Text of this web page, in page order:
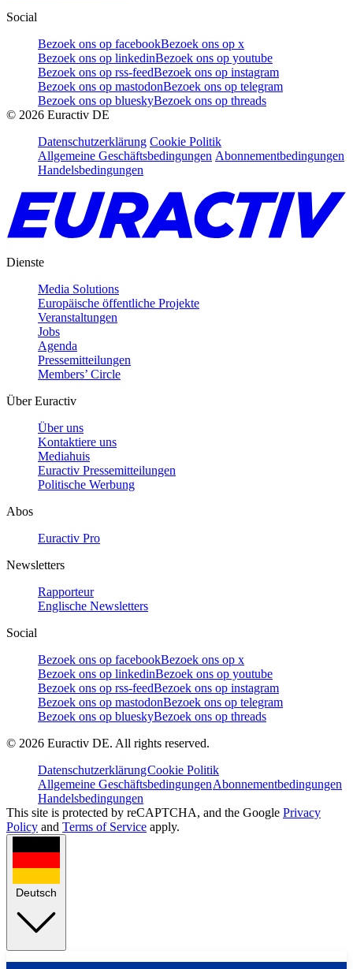
Social
Bezoek ons op facebookBezoek ons op x
Bezoek ons op linkedinBezoek ons op youtube
Bezoek ons op rss-feedBezoek ons op instagram
Bezoek ons op mastodonBezoek ons op telegram
Bezoek ons op blueskyBezoek ons op threads
© 2026 Euractiv DE
Datenschutzerklärung Cookie Politik
Allgemeine Geschäftsbedingungen Abonnementbedingungen
Handelsbedingungen
Dienste
Media Solutions
Europäische öffentliche Projekte
Veranstaltungen
Jobs
Agenda
Pressemitteilungen
Members’ Circle
Über Euractiv
Über uns
Kontaktiere uns
Mediahuis
Euractiv Pressemitteilungen
Politische Werbung
Abos
Euractiv Pro
Newsletters
Rapporteur
Englische Newsletters
Social
Bezoek ons op facebookBezoek ons op x
Bezoek ons op linkedinBezoek ons op youtube
Bezoek ons op rss-feedBezoek ons op instagram
Bezoek ons op mastodonBezoek ons op telegram
Bezoek ons op blueskyBezoek ons op threads
© 2026 Euractiv DE. All rights reserved.
DatenschutzerklärungCookie Politik
Allgemeine GeschäftsbedingungenAbonnementbedingungen
Handelsbedingungen
This site is protected by reCAPTCHA, and the Google Privacy
Policy and Terms of Service apply.
Deutsch